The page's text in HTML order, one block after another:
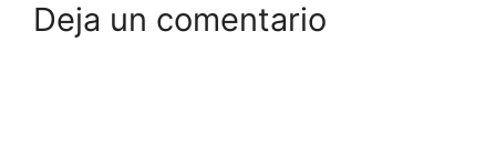
Deja un comentario